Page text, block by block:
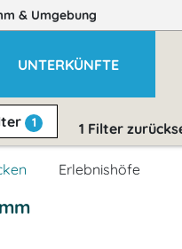
& Umgebung
UNTERKÜNFTE
1 1 Filter
Erlebnishöfe